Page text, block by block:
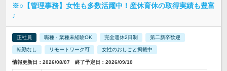
※○【管理事務】女性も多数活躍中！産休育休の取得実績も豊富
♪
正社員 職種・業種未経験OK 完全週休2日制 第二新卒歓迎
転勤なし リモートワーク可 女性のおしごと掲載中
情報更新日：2026/08/07 終了予定日：2026/09/10